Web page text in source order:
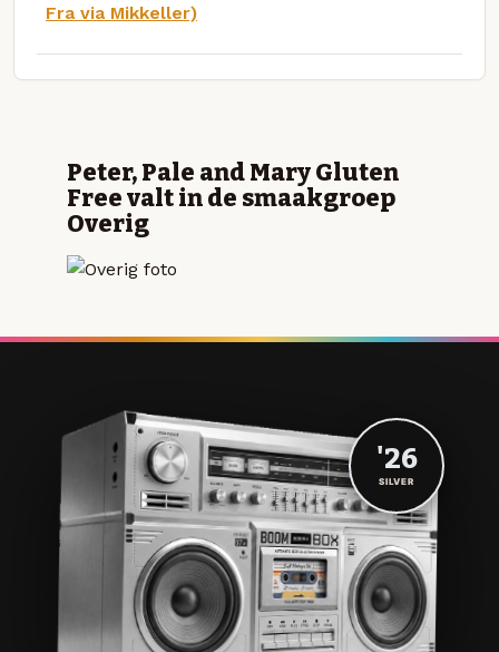
Fra via Mikkeller)
Peter, Pale and Mary Gluten
Free valt in de smaakgroep
Overig
'26
SILVER